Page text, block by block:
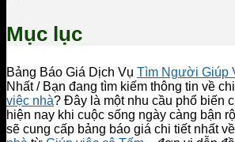
Mục lục
Bảng Báo Giá Dịch Vụ Tìm Người Giúp
Nhất / Bạn đang tìm kiếm thông tin về
việc nhà? Đây là một nhu cầu phổ biến
hiện nay khi cuộc sống ngày càng bận
sẽ cung cấp bảng báo giá chi tiết nhất